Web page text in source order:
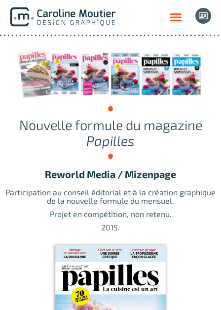
Nouvelle formule du magazine
Papilles
Reworld Media / Mizenpage
Participation au conseil éditorial et à la création graphique
de la nouvelle formule du mensuel.
Projet en compétition, non retenu.
2015.